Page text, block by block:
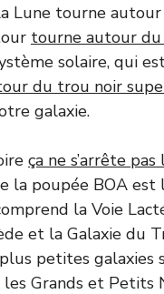
Lune tourne
tourne autour
solaire, qui
du trou noir
galaxie.
ça ne s’arrête pas
la poupée BOA est
la Voie
et la Galaxie du
petites galaxies
Grands et Petits